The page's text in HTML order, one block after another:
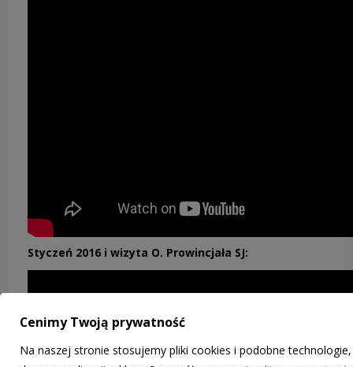
Styczeń 2016 i wizyta O. Prowincjała SJ:
Cenimy Twoją prywatność
Na naszej stronie stosujemy pliki cookies i podobne